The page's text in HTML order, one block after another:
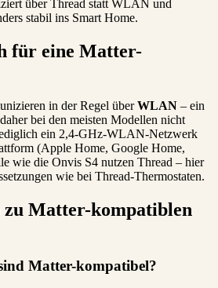
über Thread statt WLAN und
stabil ins Smart Home.
für eine Matter-
in der Regel überWLAN – ein
bei den meisten Modellen nicht
ein 2,4-GHz-WLAN-Netzwerk
(Apple Home, Google Home,
wie die Onvis S4 nutzen Thread – hier
wie bei Thread-Thermostaten.
zu Matter-kompatiblen
Matter-kompatibel?